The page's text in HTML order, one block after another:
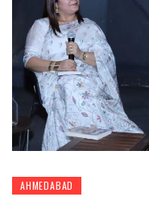
AHMEDABAD